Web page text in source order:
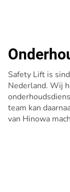
Safety Lift is
Nederland. Wij
team kan
van Hinowa